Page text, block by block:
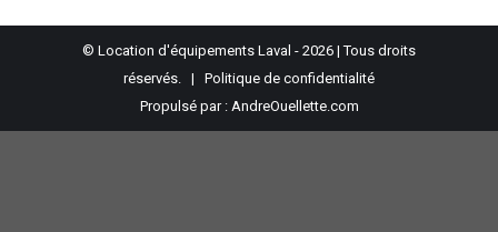
© Location d'équipements Laval - 2026 | Tous droits
réservés. | Politique de confidentialité
Propulsé par : AndreOuellette.com